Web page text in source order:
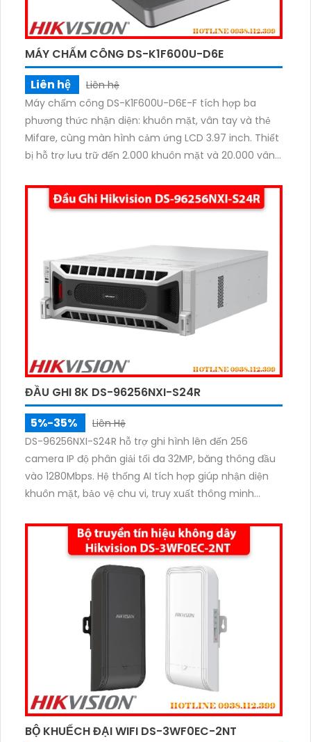
MÁY CHẤM CÔNG DS-K1F600U-D6E
Liên hệ
Liên hệ
Máy chấm công DS-K1F600U-D6E-F tích hợp ba
phương thức nhận diện: khuôn mặt, vân tay và thẻ
Mifare, cùng màn hình cảm ứng LCD 3.97 inch. Thiết
bị hỗ trợ lưu trữ đến 2.000 khuôn mặt và 20.000 vân
0,3–1,5m. Kết nối WiFi, TCP/IP và USB Type-C giúp
truyền dữ liệu linh hoạt, phù hợp lắp đặt trong nhà.
ĐẦU GHI 8K DS-96256NXI-S24R
5%-35%
Liên Hệ
DS-96256NXI-S24R hỗ trợ ghi hình lên đến 256
camera IP độ phân giải tối đa 32MP, băng thông đầu
vào 1280Mbps. Hệ thống AI tích hợp giúp nhận diện
khuôn mặt, bảo vệ chu vi, truy xuất thông minh
HDMI 8K và 2 cổng VGA. Hỗ trợ 24 ổ cứng SATA và
nguồn dự phòng đảm bảo hoạt động ổn định.
BỘ KHUẾCH ĐẠI WIFI DS-3WF0EC-2NT